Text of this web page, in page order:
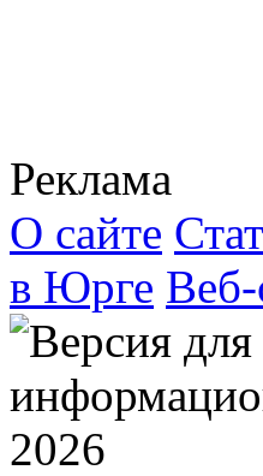
Реклама
О сайте
в Юрге
2026